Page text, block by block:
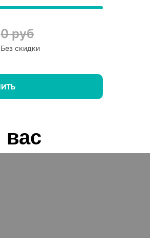
0 руб
Без скидки